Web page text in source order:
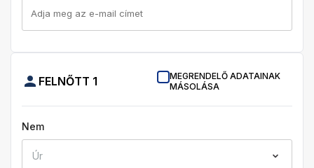
FELNŐTT 1
MEGRENDELŐ ADATAINAK
MÁSOLÁSA
Nem
Úr